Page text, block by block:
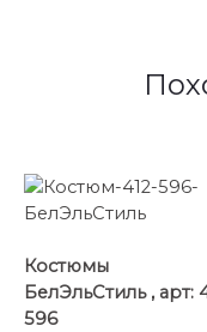
Костюмы
БелЭльСтиль , арт:
596